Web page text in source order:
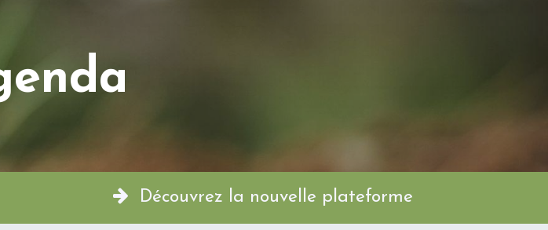
ligne ! Découvrez la nouvelle plateforme